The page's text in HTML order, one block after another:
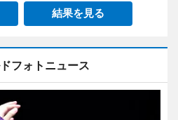
結果を見る
フォトニュース